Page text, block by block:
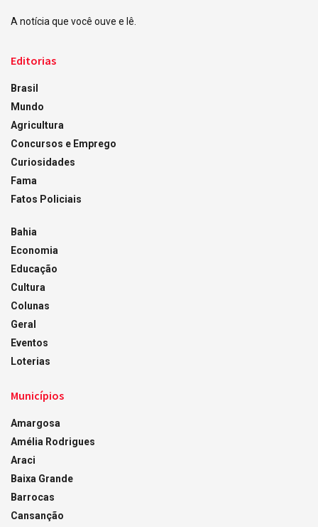
A notícia que você ouve e lê.
Editorias
Brasil
Mundo
Agricultura
Concursos e Emprego
Curiosidades
Fama
Fatos Policiais
Bahia
Economia
Educação
Cultura
Colunas
Geral
Eventos
Loterias
Municípios
Amargosa
Amélia Rodrigues
Araci
Baixa Grande
Barrocas
Cansanção